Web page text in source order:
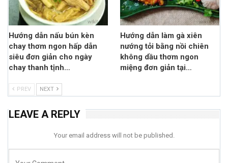
Hướng dẫn nấu bún kèn
chay thơm ngon hấp dẫn
siêu đơn giản cho ngày
chay thanh tịnh…
Hướng dẫn làm gà xiên
nướng tỏi bằng nồi chiên
không dầu thơm ngon
miệng đơn giản tại…
PREV NEXT
LEAVE A REPLY
Your email address will not be published.